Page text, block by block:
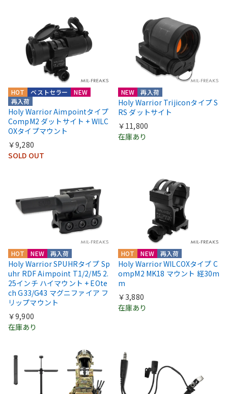
HOT
NEW
再入荷
ベストセラー
Holy Warrior Aimpointタイプ
CompM2 ダットサイト + WILC
OXタイプマウント
￥9,280
SOLD OUT
NEW 再入荷
Holy Warrior Trijiconタイプ S
RS ダットサイト
￥11,800
在庫あり
HOT NEW 再入荷
Holy Warrior SPUHRタイプ Sp
uhr RDF Aimpoint T1/2/M5 2.
25インチ ハイマウント + EOte
ch G33/G43 マグニファイア フ
リップマウント
￥9,900
在庫あり
HOT NEW 再入荷
Holy Warrior WILCOXタイプ C
ompM2 MK18 マウント 経30m
m
￥3,880
在庫あり